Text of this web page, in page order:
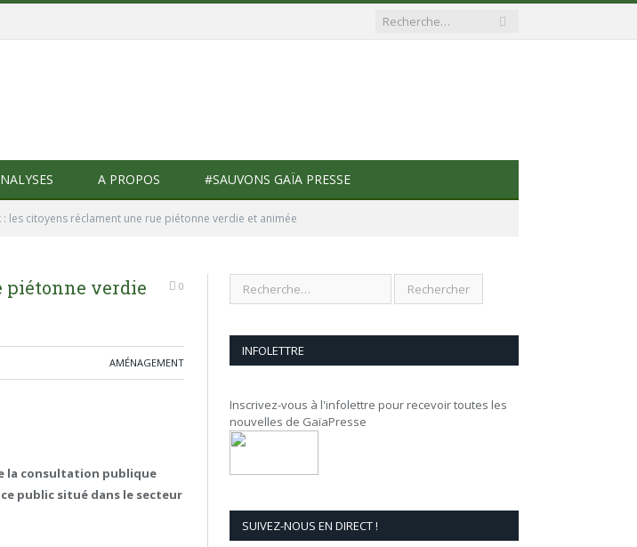
A PROPOS #SAUVONS GAÏA PRESSE
: les citoyens réclament une rue piétonne verdie et animée
piétonne verdie
0
AMÉNAGEMENT
la consultation publique
public situé dans le secteur
INFOLETTRE
Inscrivez-vous à l'infolettre pour recevoir toutes les
nouvelles de GaïaPresse
SUIVEZ-NOUS EN DIRECT !